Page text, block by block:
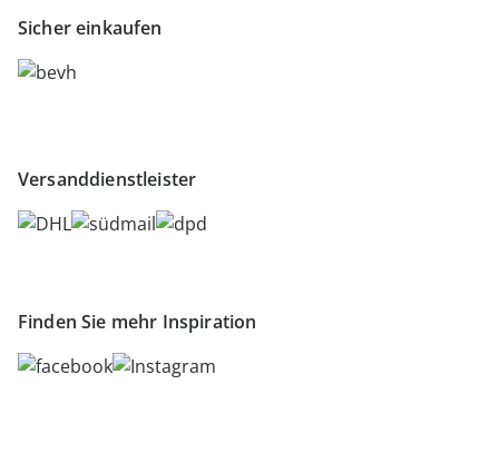
Sicher einkaufen
Versanddienstleister
Finden Sie mehr Inspiration